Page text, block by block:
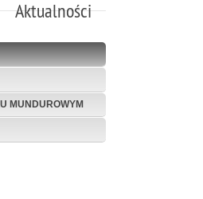
Aktualności
MUNDUROWYM